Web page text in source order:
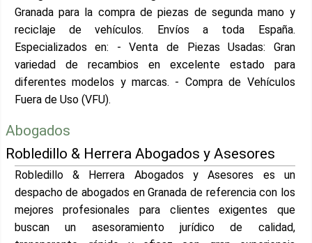
Granada para la compra de piezas de segunda mano y
reciclaje de vehículos. Envíos a toda España.
Especializados en: - Venta de Piezas Usadas: Gran
variedad de recambios en excelente estado para
diferentes modelos y marcas. - Compra de Vehículos
Fuera de Uso (VFU).
Abogados
Robledillo & Herrera Abogados y Asesores
Robledillo & Herrera Abogados y Asesores es un
despacho de abogados en Granada de referencia con los
mejores profesionales para clientes exigentes que
buscan un asesoramiento jurídico de calidad,